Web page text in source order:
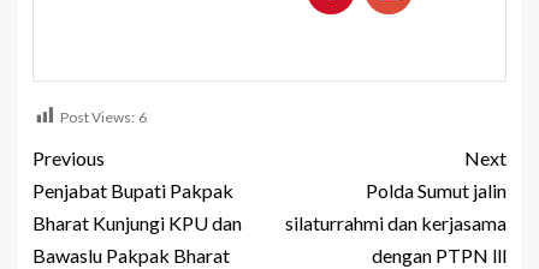
Post Views: 6
Previous
Penjabat Bupati Pakpak
Bharat Kunjungi KPU dan
Bawaslu Pakpak Bharat
Next
Polda Sumut jalin
silaturrahmi dan kerjasama
dengan PTPN lll